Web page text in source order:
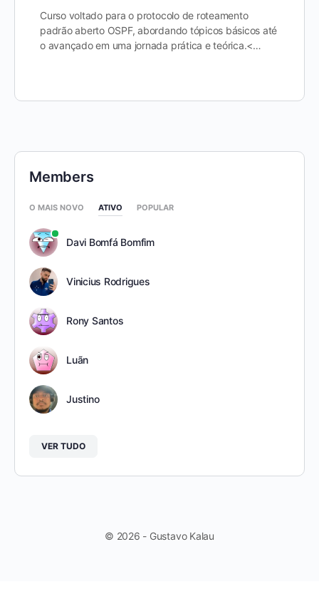
Curso voltado para o protocolo de roteamento
padrão aberto OSPF, abordando tópicos básicos até
o avançado em uma jornada prática e teórica.<…
Members
O MAIS NOVO ATIVO POPULAR
Davi Bomfá Bomfim
Vinicius Rodrigues
Rony Santos
Luãn
Justino
VER TUDO
© 2026 - Gustavo Kalau